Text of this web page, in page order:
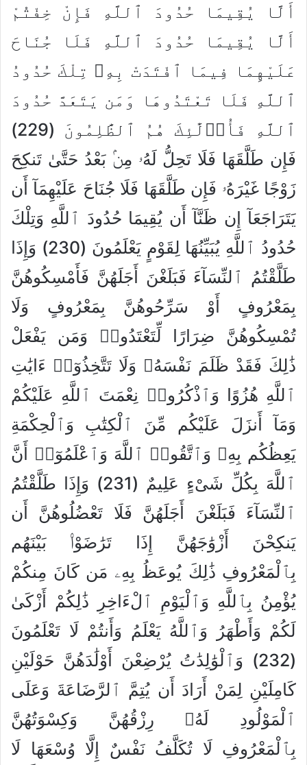
أَلَّا يُقِيمَا حُدُودَ ٱللَّهِ فَإِنْ خِفْتُمْ
أَلَّا يُقِيمَا حُدُودَ ٱللَّهِ فَلَا جُنَاحَ
عَلَيْهِمَا فِيمَا ٱفْتَدَتْ بِهِۦ تِلْكَ حُدُودُ
ٱللَّهِ فَلَا تَعْتَدُوهَا وَمَن يَتَعَدَّ حُدُودَ
ٱللَّهِ فَأُو۟لَٰٓئِكَ هُمُ ٱلظَّٰلِمُونَ (229)
فَإِن طَلَّقَهَا فَلَا تَحِلُّ لَهُۥ مِنۢ بَعْدُ حَتَّىٰ تَنكِحَ
زَوْجًا غَيْرَهُۥ فَإِن طَلَّقَهَا فَلَا جُنَاحَ عَلَيْهِمَآ أَن
يَتَرَاجَعَآ إِن ظَنَّآ أَن يُقِيمَا حُدُودَ ٱللَّهِ وَتِلْكَ
حُدُودُ ٱللَّهِ يُبَيِّنُهَا لِقَوْمٍ يَعْلَمُونَ (230) وَإِذَا
طَلَّقْتُمُ ٱلنِّسَآءَ فَبَلَغْنَ أَجَلَهُنَّ فَأَمْسِكُوهُنَّ
بِمَعْرُوفٍ أَوْ سَرِّحُوهُنَّ بِمَعْرُوفٍ وَلَا
تُمْسِكُوهُنَّ ضِرَارًا لِّتَعْتَدُوا۟ وَمَن يَفْعَلْ
ذَٰلِكَ فَقَدْ ظَلَمَ نَفْسَهُۥ وَلَا تَتَّخِذُوٓا۟ ءَايَٰتِ
ٱللَّهِ هُزُوًا وَٱذْكُرُوا۟ نِعْمَتَ ٱللَّهِ عَلَيْكُمْ
وَمَآ أَنزَلَ عَلَيْكُم مِّنَ ٱلْكِتَٰبِ وَٱلْحِكْمَةِ
يَعِظُكُم بِهِۦ وَٱتَّقُوا۟ ٱللَّهَ وَٱعْلَمُوٓا۟ أَنَّ
ٱللَّهَ بِكُلِّ شَىْءٍ عَلِيمٌ (231) وَإِذَا طَلَّقْتُمُ
ٱلنِّسَآءَ فَبَلَغْنَ أَجَلَهُنَّ فَلَا تَعْضُلُوهُنَّ أَن
يَنكِحْنَ أَزْوَٰجَهُنَّ إِذَا تَرَٰضَوْا۟ بَيْنَهُم
بِٱلْمَعْرُوفِ ذَٰلِكَ يُوعَظُ بِهِۦ مَن كَانَ مِنكُمْ
يُؤْمِنُ بِٱللَّهِ وَٱلْيَوْمِ ٱلْءَاخِرِ ذَٰلِكُمْ أَزْكَىٰ
لَكُمْ وَأَطْهَرُ وَٱللَّهُ يَعْلَمُ وَأَنتُمْ لَا تَعْلَمُونَ
(232) وَٱلْوَٰلِدَٰتُ يُرْضِعْنَ أَوْلَٰدَهُنَّ حَوْلَيْنِ
كَامِلَيْنِ لِمَنْ أَرَادَ أَن يُتِمَّ ٱلرَّضَاعَةَ وَعَلَى
ٱلْمَوْلُودِ لَهُۥ رِزْقُهُنَّ وَكِسْوَتُهُنَّ
بِٱلْمَعْرُوفِ لَا تُكَلَّفُ نَفْسٌ إِلَّا وُسْعَهَا لَا